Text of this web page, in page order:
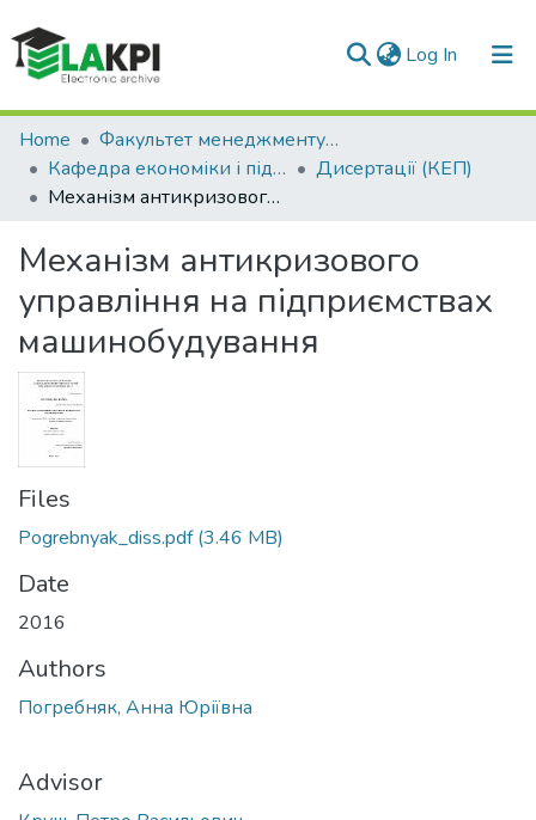
Log In (current)
Communities & Collections
All of DSpace
Home
Факультет менеджменту та маркетингу (ФММ)
Кафедра економіки і підприємництва (КЕП)
Дисертації (КЕП)
Механізм антикризового управління на підприємствах машинобудування
Механізм антикризового
управління на підприємствах
машинобудування
Files
Pogrebnyak_diss.pdf(3.46 MB)
Date
2016
Authors
Погребняк, Анна Юріївна
Advisor